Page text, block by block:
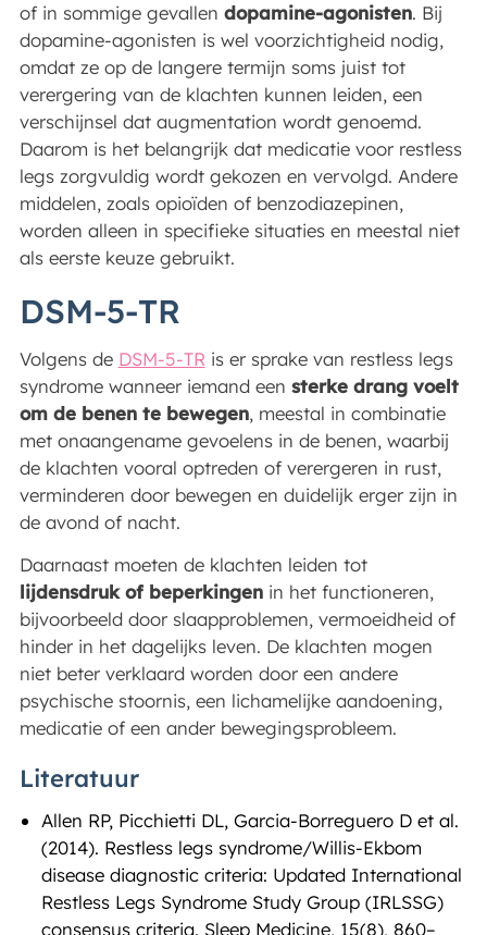
of in sommige gevallen dopamine-agonisten. Bij
dopamine-agonisten is wel voorzichtigheid nodig,
omdat ze op de langere termijn soms juist tot
verergering van de klachten kunnen leiden, een
verschijnsel dat augmentation wordt genoemd.
Daarom is het belangrijk dat medicatie voor restless
legs zorgvuldig wordt gekozen en vervolgd. Andere
middelen, zoals opioïden of benzodiazepinen,
worden alleen in specifieke situaties en meestal niet
als eerste keuze gebruikt.
DSM-5-TR
Volgens de DSM-5-TR is er sprake van restless legs
syndrome wanneer iemand een sterke drang voelt
om de benen te bewegen, meestal in combinatie
met onaangename gevoelens in de benen, waarbij
de klachten vooral optreden of verergeren in rust,
verminderen door bewegen en duidelijk erger zijn in
de avond of nacht.
Daarnaast moeten de klachten leiden tot
lijdensdruk of beperkingenin het functioneren,
bijvoorbeeld door slaapproblemen, vermoeidheid of
hinder in het dagelijks leven. De klachten mogen
niet beter verklaard worden door een andere
psychische stoornis, een lichamelijke aandoening,
medicatie of een ander bewegingsprobleem.
Literatuur
Allen RP, Picchietti DL, Garcia-Borreguero D et al.
(2014). Restless legs syndrome/Willis-Ekbom
disease diagnostic criteria: Updated International
Restless Legs Syndrome Study Group (IRLSSG)
consensus criteria. Sleep Medicine, 15(8), 860–